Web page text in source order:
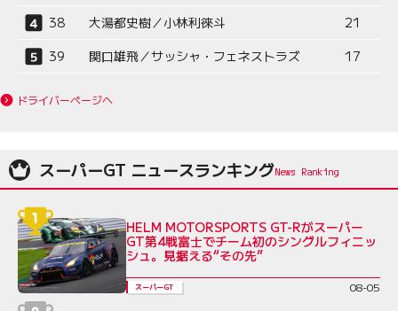
38 大湯都史樹／小林利徠斗
21
39
関口雄飛／サッシャ・フェネストラズ 17
ドライバーページへ
スーパーGT ニュースランキング
HELM MOTORSPORTS GT-Rがスーパー
GT第4戦富士でチーム初のシングルフィニッ
シュ。見据える“その先”
スーパーGT 08-05